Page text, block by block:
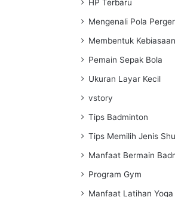
HP Terbaru
Mengenali Pola
Membentuk
Pemain Sepak Bola
Ukuran Layar Kecil
vstory
Tips Badminton
Tips Memilih Jenis
Manfaat Bermain
Program Gym
Manfaat Latihan Yoga